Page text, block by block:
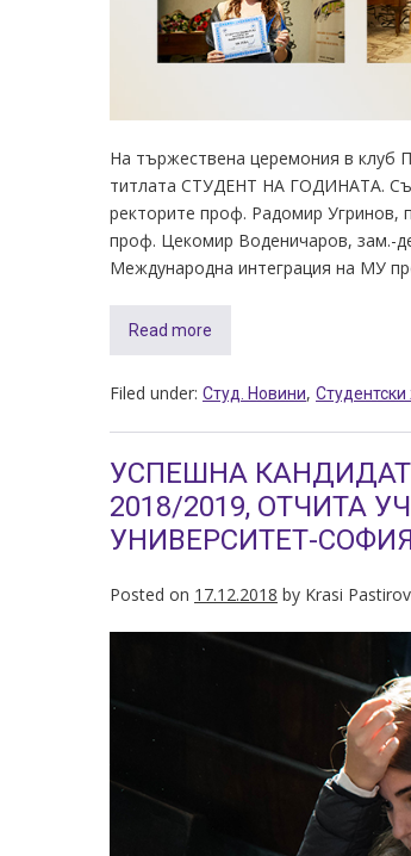
На тържествена церемония в клуб
титлата СТУДЕНТ НА ГОДИНАТА.
ректорите проф. Радомир
проф. Цекомир Воденичаров, зам.-
Международна интеграция на МУ
Read more
Filed under: Студ. Новини,
УСПЕШНА
2018/2019, ОТЧИТА
УНИВЕРСИТЕТ-
Posted on 17.12.2018 by Krasi